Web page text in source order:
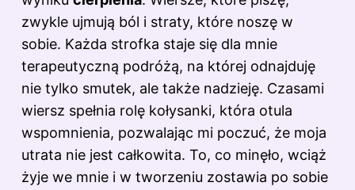
zwykle ujmują ból i straty, które noszę w
sobie. Każda strofka staje się dla mnie
terapeutyczną podróżą, na której odnajduję
nie tylko smutek, ale także nadzieję. Czasami
wiersz spełnia rolę kołysanki, która otula
wspomnienia, pozwalając mi poczuć, że moja
utrata nie jest całkowita. To, co minęło, wciąż
żyje we mnie i w tworzeniu zostawia po sobie